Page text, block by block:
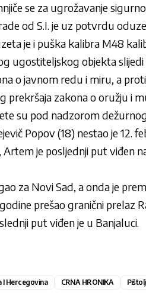
se za ugrožavanje
od S.I. je uz potvrdu
je i puška kalibra M48
ugostiteljskog objekta
o javnom redu i miru, a
prekršaja zakona o oružju i
su pod nadzorom
Popov (18) nestao je 12.
Artem je posljednji put viđen
za Novi Sad, a onda je
prešao granični prelaz
put viđen je u Banjaluci.
I Hercegovina CRNA HRONIKA Pištolj